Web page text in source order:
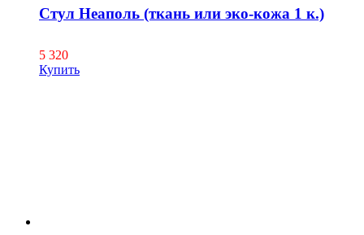
Стул Неаполь (ткань или эко-кожа 1 к.)
5 320
Купить